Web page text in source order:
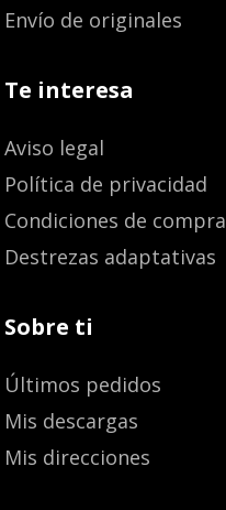
Envío de originales
Te interesa
Aviso legal
Política de privacidad
Condiciones de compra
Destrezas adaptativas
Sobre ti
Últimos pedidos
Mis descargas
Mis direcciones